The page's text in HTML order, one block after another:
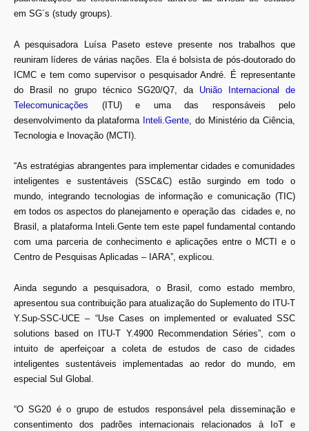
em SG´s (study groups).
A pesquisadora Luísa Paseto esteve presente nos trabalhos que
reuniram líderes de várias nações. Ela é bolsista de pós-doutorado do
ICMC e tem como supervisor o pesquisador André. É representante
do Brasil no grupo técnico SG20/Q7, da União Internacional de
Telecomunicações (ITU) e uma das responsáveis pelo
desenvolvimento da plataforma Inteli.Gente , do Ministério da Ciência,
Tecnologia e Inovação (MCTI).
“As estratégias abrangentes para implementar cidades e comunidades
inteligentes e sustentáveis (SSC&C) estão surgindo em todo o
mundo, integrando tecnologias de informação e comunicação (TIC)
em todos os aspectos do planejamento e operação das cidades e, no
Brasil, a plataforma Inteli.Gente tem este papel fundamental contando
com uma parceria de conhecimento e aplicações entre o MCTI e o
Centro de Pesquisas Aplicadas – IARA”, explicou.
Ainda segundo a pesquisadora, o Brasil, como estado membro,
apresentou sua contribuição para atualização do Suplemento do ITU-T
Y.Sup-SSC-UCE – “Use Cases on implemented or evaluated SSC
solutions based on ITU-T Y.4900 Recommendation Séries”, com o
intuito de aperfeiçoar a coleta de estudos de caso de cidades
inteligentes sustentáveis implementadas ao redor do mundo, em
especial Sul Global.
“O SG20 é o grupo de estudos responsável pela disseminação e
consentimento dos padrões internacionais relacionados à IoT e